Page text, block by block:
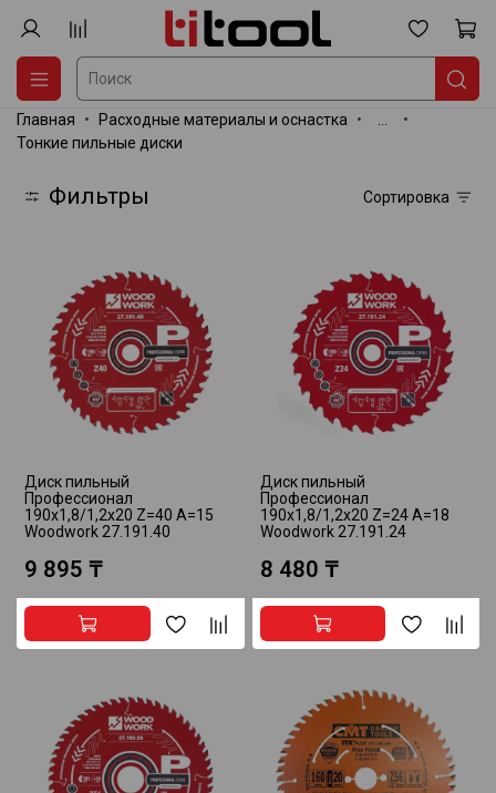
Главная Расходные материалы и оснастка
Тонкие пильные диски
Фильтры Сортировка
Диск пильный
Профессионал
190x1,8/1,2x20 Z=40 A=15
Woodwork 27.191.40
9 895 ₸
Диск пильный
Профессионал
190x1,8/1,2x20 Z=24 A=18
Woodwork 27.191.24
8 480 ₸